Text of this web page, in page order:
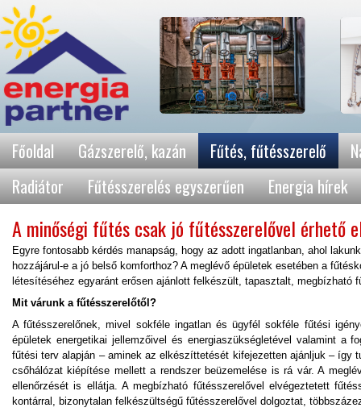
Főoldal Gázszerelő, kazán Fűtés, fűtésszerelő
Radiátor
Fűtésszerelés egyszerűen Energia hírek
A minőségi fűtés csak jó fűtésszerelővel érhető
Egyre fontosabb kérdés manapság, hogy az adott ingatlanban, ahol
hozzájárul-e a jó belső komforthoz? A meglévő épületek esetében a
létesítéséhez egyaránt erősen ajánlott felkészült, tapasztalt, megbízható
Mit várunk a fűtésszerelőtől?
A fűtésszerelőnek, mivel sokféle ingatlan és ügyfél sokféle fűtési
épületek energetikai jellemzőivel és energiaszükségletével valamint a
fűtési terv alapján – aminek az elkészíttetését kifejezetten ajánljuk – így
csőhálózat kiépítése mellett a rendszer beüzemelése is rá vár. A
ellenőrzését is ellátja. A megbízható fűtésszerelővel elvégeztetett
kontárral, bizonytalan felkészültségű fűtésszerelővel dolgoztat,